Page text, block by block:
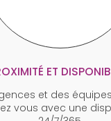
ET
et des
vous avec une